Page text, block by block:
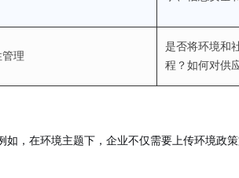
理
是否将环境和
程？如何对供
如，在环境主题下，企业不仅需要上传环境政